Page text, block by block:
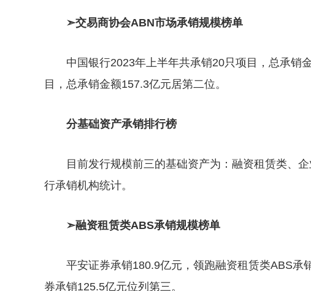
➣交易商协会ABN市场承销规模榜单
中国银行2023年上半年共承销20只项目，总承销
目，总承销金额157.3亿元居第二位。
分基础资产承销排行榜
目前发行规模前三的基础资产为：融资租赁类、
行承销机构统计。
➣融资租赁类ABS承销规模榜单
平安证券承销180.9亿元，领跑融资租赁类ABS
券承销125.5亿元位列第三。